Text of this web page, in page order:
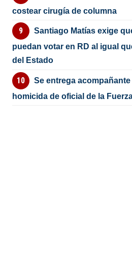
costear cirugía de columna
Santiago Matías exige
puedan votar en RD al igual
del Estado
Se entrega
homicida de oficial de la